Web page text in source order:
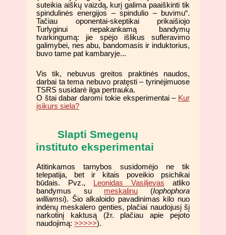
suteikia aiškų vaizdą, kurį galima paaiškinti tik
spindulinės energijos – spindulio – buvimu“.
Tačiau oponentai-skeptikai prikaišiojo
Turlyginui nepakankamą bandymų
tvarkingumą: jie spėjo išlikus sufleravimo
galimybei, nes abu, bandomasis ir induktorius,
buvo tame pat kambaryje...
Vis tik, nebuvus greitos praktinės naudos,
darbai ta tema nebuvo pratęsti – tyrinėjimuose
TSRS susidarė ilga pertrauka.
O štai dabar daromi tokie eksperimentai – Kur
įsikurs siela?
Slapti Smegenų
instituto eksperimentai
Atitinkamos tarnybos susidomėjo ne tik
telepatija, bet ir kitais poveikio psichikai
būdais. Pvz.,
Leonidas Vasiljevas atliko
bandymus su meskalinu (Iophophora
williamsi). Šio alkaloido pavadinimas kilo nuo
indėnų meskalero genties, plačiai naudojusį šį
narkotinį kaktusą (žr. plačiau apie pejoto
naudojimą: >>>>>).